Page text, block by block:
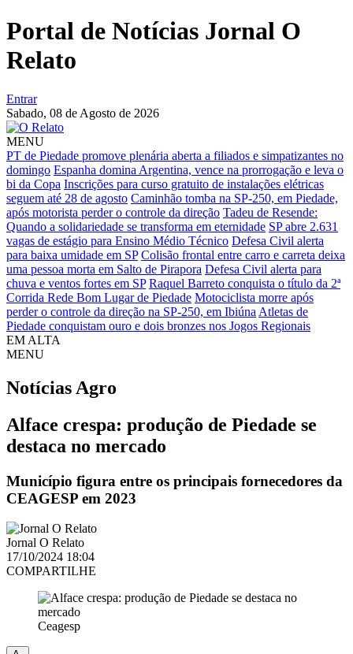
Portal de Notícias Jornal O
Relato
Entrar
Sabado, 08 de Agosto de 2026
MENU
PT de Piedade promove plenária aberta a filiados e simpatizantes no
domingo Espanha domina Argentina, vence na prorrogação e leva o
bi da Copa Inscrições para curso gratuito de instalações elétricas
seguem até 28 de agosto Caminhão tomba na SP-250, em Piedade,
após motorista perder o controle da direção Tadeu de Resende:
Quando a solidariedade se transforma em eternidade SP abre 2.631
vagas de estágio para Ensino Médio Técnico Defesa Civil alerta
para baixa umidade em SP Colisão frontal entre carro e carreta deixa
uma pessoa morta em Salto de Pirapora Defesa Civil alerta para
chuva e ventos fortes em SP Raquel Barreto conquista o título da 2ª
Corrida Rede Bom Lugar de Piedade Motociclista morre após
perder o controle da direção na SP-250, em Ibiúna Atletas de
Piedade conquistam ouro e dois bronzes nos Jogos Regionais
EM ALTA
MENU
Notícias Agro
Alface crespa: produção de Piedade se
destaca no mercado
Município figura entre os principais fornecedores da
CEAGESP em 2023
Jornal O Relato
17/10/2024 18:04
COMPARTILHE
Ceagesp